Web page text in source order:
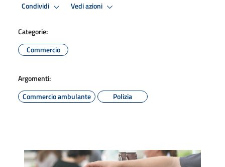
Condividi Vedi azioni
Categorie:
Commercio
Argomenti:
Commercio ambulante
Polizia